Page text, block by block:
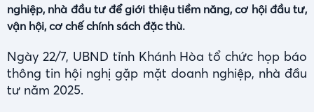
nghiệp, nhà đầu tư để giới thiệu tiềm năng, cơ hội đầu tư,
vận hội, cơ chế chính sách đặc thù.
Ngày 22/7, UBND tỉnh Khánh Hòa tổ chức họp báo
thông tin hội nghị gặp mặt doanh nghiệp, nhà đầu
tư năm 2025.